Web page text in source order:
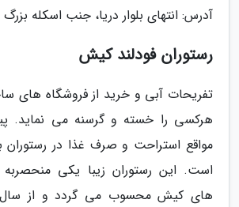
آدرس: انتهای بلوار دریا، جنب اسکله
رستوران فودلند کیش
تفریحات آبی و خرید از فروشگاه های
هرکسی را خسته و گرسنه می نماید.
مواقع استراحت و صرف غذا در رستوران
است. این رستوران زیبا یکی منحصربه